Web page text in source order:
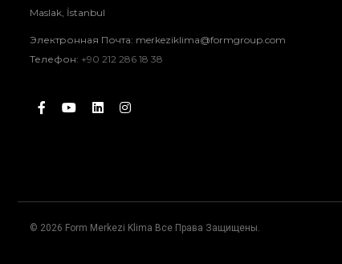
Maslak, İstanbul
Электронная Почта: merkeziklima@formgroup.com
Телефон: +90 212 286 18 38
© 2026 Form Merkezi Klima Все Права Защищены.